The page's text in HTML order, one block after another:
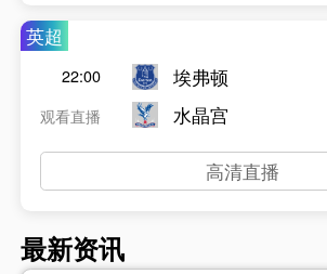
英超
22:00
观看直播
埃弗顿
水晶宫
高清直播
最新资讯